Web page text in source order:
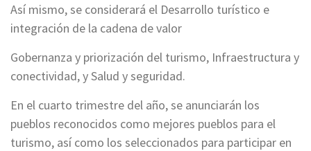
Así mismo, se considerará el Desarrollo turístico e
integración de la cadena de valor
Gobernanza y priorización del turismo, Infraestructura y
conectividad, y Salud y seguridad.
En el cuarto trimestre del año, se anunciarán los
pueblos reconocidos como mejores pueblos para el
turismo, así como los seleccionados para participar en